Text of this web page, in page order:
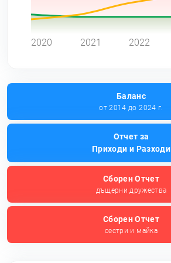
2020 2021 2022
Баланс
от 2014 до 2024 г.
Отчет за
Приходи и Разходи
Сборен Отчет
дъщерни дружества
Сборен Отчет
сестри и майка